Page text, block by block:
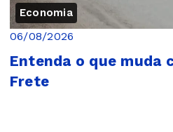
Economia
06/08/2026
Entenda o que muda
Frete